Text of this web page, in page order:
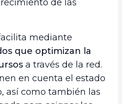
de las
mediante
que optimizan la
a través de la red.
en cuenta el estado
así como también las